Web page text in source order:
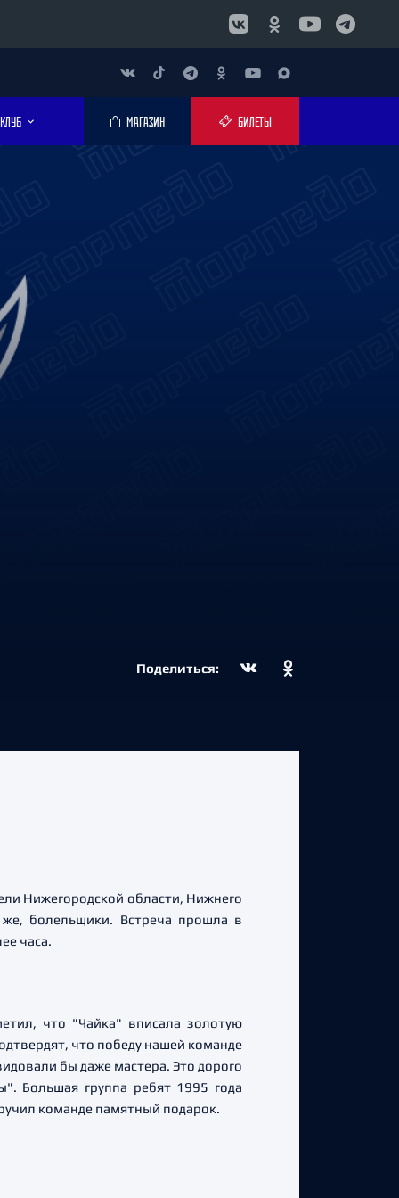
КЛУБ МАГАЗИН БИЛЕТЫ
Поделиться:
Нижегородской области, Нижнего
же, болельщики. Встреча прошла в
часа.
что "Чайка" вписала золотую
что победу нашей команде
бы даже мастера. Это дорого
Большая группа ребят 1995 года
команде памятный подарок.